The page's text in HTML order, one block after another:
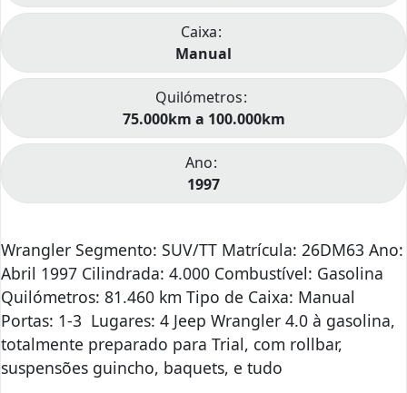
Caixa
Manual
Quilómetros
75.000km a 100.000km
Ano
1997
Wrangler Segmento: SUV/TT Matrícula: 26DM63 Ano:
Abril 1997 Cilindrada: 4.000 Combustível: Gasolina
Quilómetros: 81.460 km Tipo de Caixa: Manual
Portas: 1-3 Lugares: 4 Jeep Wrangler 4.0 à gasolina,
totalmente preparado para Trial, com rollbar,
suspensões guincho, baquets, e tudo